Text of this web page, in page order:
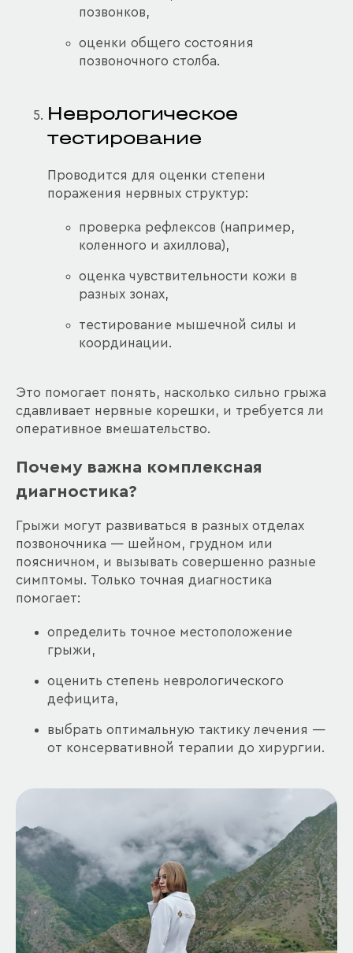
позвонков,
оценки общего состояния
позвоночного столба.
Неврологическое
тестирование
Проводится для оценки степени
поражения нервных структур:
проверка рефлексов (например,
коленного и ахиллова),
оценка чувствительности кожи в
разных зонах,
тестирование мышечной силы и
координации.
Это помогает понять, насколько сильно грыжа
сдавливает нервные корешки, и требуется ли
оперативное вмешательство.
Почему важна комплексная
диагностика?
Грыжи могут развиваться в разных отделах
позвоночника — шейном, грудном или
поясничном, и вызывать совершенно разные
симптомы. Только точная диагностика
помогает:
определить точное местоположение
грыжи,
оценить степень неврологического
дефицита,
выбрать оптимальную тактику лечения —
от консервативной терапии до хирургии.